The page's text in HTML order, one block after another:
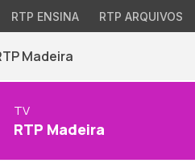
RTP ENSINA RTP ARQUIVOS
Madeira
TV
RTP Madeira